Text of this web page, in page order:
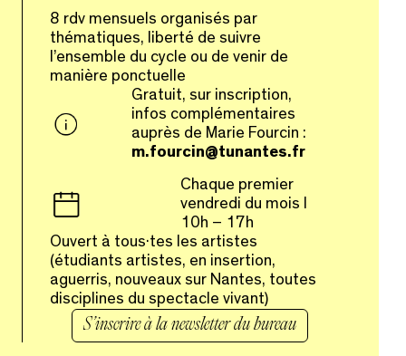
​8 rdv mensuels organisés par
thématiques, liberté de suivre
l’ensemble du cycle ou de venir de
manière ponctuelle
Gratuit, sur inscription,
infos complémentaires
auprès de Marie Fourcin :
m.fourcin@tunantes.fr
Chaque premier
vendredi du mois I
10h – 17h
Ouvert à tous·tes les artistes
(étudiants artistes, en insertion,
aguerris, nouveaux sur Nantes, toutes
disciplines du spectacle vivant)
S’inscrire à la newsletter du bureau